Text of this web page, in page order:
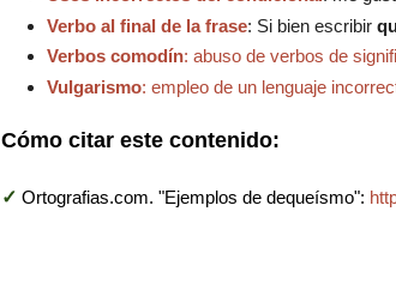
Verbo al final de la frase: Si bien escribir
Verbos comodín: abuso de verbos de
Vulgarismo: empleo de un lenguaje
Cómo citar este contenido:
✓ Ortografias.com. "Ejemplos de dequeísmo":